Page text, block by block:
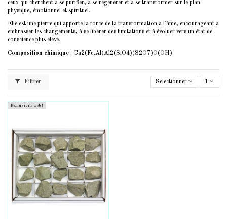
ceux qui cherchent à se purifier, à se régénérer et à se transformer sur le plan
physique, émotionnel et spirituel.
Elle est une pierre qui apporte la force de la transformation à l'âme, encourageant à
embrasser les changements, à se libérer des limitations et à évoluer vers un état de
conscience plus élevé.
Composition chimique : Ca2(Fe,Al)Al2(SiO4)(S2O7)O(OH).
Filtrer Selectionner 1
Exclusivité web !